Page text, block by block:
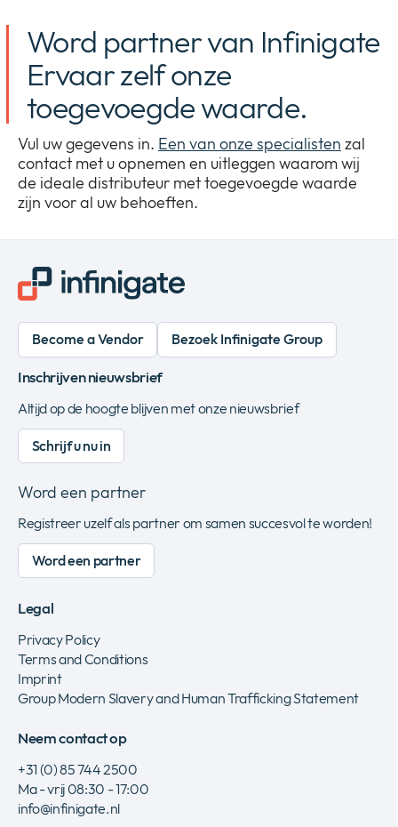
Word partner van Infinigate
Ervaar zelf onze
toegevoegde waarde.
Vul uw gegevens in. Een van onze specialisten zal
contact met u opnemen en uitleggen waarom wij
de ideale distributeur met toegevoegde waarde
zijn voor al uw behoeften.
Become a Vendor Bezoek Infinigate Group
Inschrijven nieuwsbrief
Altijd op de hoogte blijven met onze nieuwsbrief
Schrijf u nu in
Word een partner
Registreer uzelf als partner om samen succesvol te worden!
Word een partner
Legal
Privacy Policy
Terms and Conditions
Imprint
Group Modern Slavery and Human Trafficking Statement
Neem contact op
+31 (0) 85 744 2500
Ma - vrij 08:30 - 17:00
info@infinigate.nl